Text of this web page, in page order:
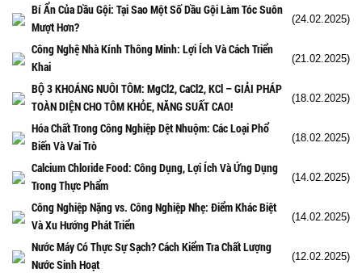
Bí Ẩn Của Dầu Gội: Tại Sao Một Số Dầu Gội Làm Tóc Suôn
Mượt Hơn?
(24.02.2025)
Công Nghệ Nhà Kính Thông Minh: Lợi Ích Và Cách Triển
Khai
(21.02.2025)
BỘ 3 KHOÁNG NUÔI TÔM: MgCl2, CaCl2, KCl – GIẢI PHÁP
TOÀN DIỆN CHO TÔM KHỎE, NĂNG SUẤT CAO!
(18.02.2025)
Hóa Chất Trong Công Nghiệp Dệt Nhuộm: Các Loại Phổ
Biến Và Vai Trò
(18.02.2025)
Calcium Chloride Food: Công Dụng, Lợi Ích Và Ứng Dụng
Trong Thực Phẩm
(14.02.2025)
Công Nghiệp Nặng vs. Công Nghiệp Nhẹ: Điểm Khác Biệt
Và Xu Hướng Phát Triển
(14.02.2025)
Nước Máy Có Thực Sự Sạch? Cách Kiểm Tra Chất Lượng
Nước Sinh Hoạt
(12.02.2025)